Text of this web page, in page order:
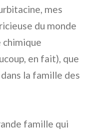
mes
du monde
chimique
en fait), que
la famille des
famille qui